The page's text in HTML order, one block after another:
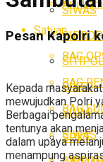
SIWAS
SIKEU
SIUM
SPKT
Arti
Satuan
BAG
BAG
BAG
SIWAS
Pesan Kapolri
Kepada
mewujudkan Polri
Berbagai
tentunya akan
dalam upaya
menampung